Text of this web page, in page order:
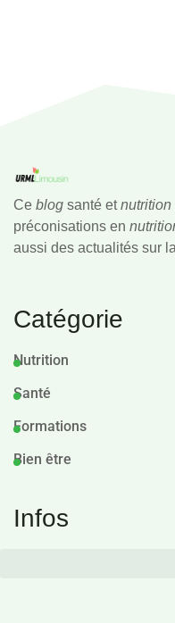
Ce blog santé etnutrition
préconisations en
aussi des actualités sur la
Catégorie
Nutrition
Santé
Formations
Bien être
Infos